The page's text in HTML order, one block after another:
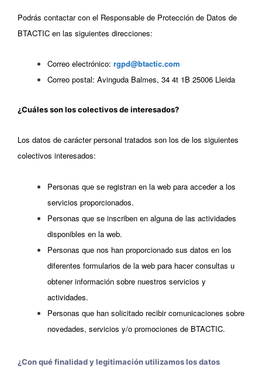
Podrás contactar con el Responsable de Protección de Datos de
BTACTIC en las siguientes direcciones:
Correo electrónico: rgpd@btactic.com
Correo postal: Avinguda Balmes, 34 4t 1B 25006 Lleida
¿Cuáles son los colectivos de interesados?
Los datos de carácter personal tratados son los de los siguientes
colectivos interesados:
Personas que se registran en la web para acceder a los
servicios proporcionados.
Personas que se inscriben en alguna de las actividades
disponibles en la web.
Personas que nos han proporcionado sus datos en los
diferentes formularios de la web para hacer consultas u
obtener información sobre nuestros servicios y
actividades.
Personas que han solicitado recibir comunicaciones sobre
novedades, servicios y/o promociones de BTACTIC.
¿Con qué finalidad y legitimación utilizamos los datos